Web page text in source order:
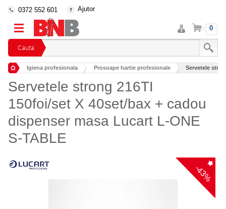
Cauta
0372 552 601 Ajutor
Intra
in
cont
Cos 0
Igiena profesionala Prosoape hartie profesionale Servetele
Servetele strong 216TI
150foi/set X 40set/bax + cadou
dispenser masa Lucart L-ONE
S-TABLE
-43%